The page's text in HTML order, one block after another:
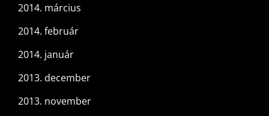
2014. március
2014. február
2014. január
2013. december
2013. november